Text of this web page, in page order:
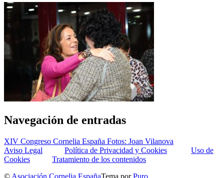
Navegación de entradas
XIV Congreso Cornelia España Fotos: Joan Vilanova
Aviso Legal
Política de Privacidad y Cookies
Uso de
Cookies
Tratamiento de los contenidos
© Asociación Cornelia EspañaTema porPuro